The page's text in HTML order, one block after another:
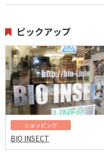
ピックアップ
ショッピング
BIO INSECT